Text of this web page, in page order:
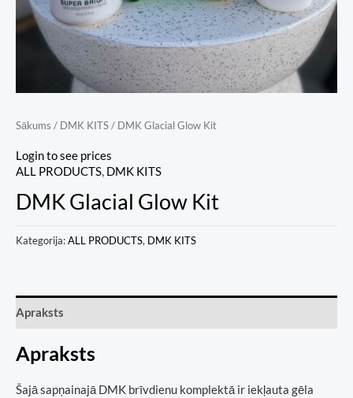
Sākums / DMK KITS/ DMK Glacial Glow Kit
Login to see prices
ALL PRODUCTS, DMK KITS
DMK Glacial Glow Kit
Kategorija:ALL PRODUCTS, DMK KITS
Apraksts
Apraksts
Šajā sapņainajā DMK brīvdienu komplektā ir iekļauta gēla